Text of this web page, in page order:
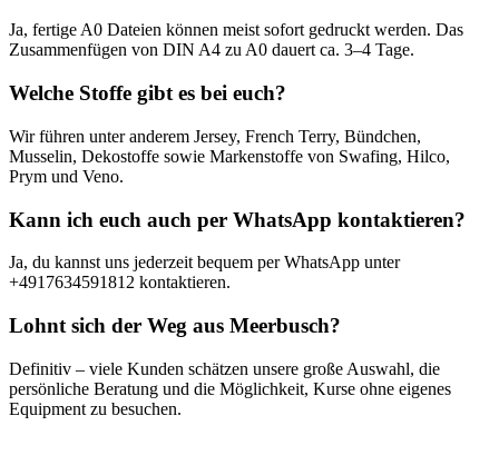
Ja, fertige A0 Dateien können meist sofort gedruckt werden. Das
Zusammenfügen von DIN A4 zu A0 dauert ca. 3–4 Tage.
Welche Stoffe gibt es bei euch?
Wir führen unter anderem Jersey, French Terry, Bündchen,
Musselin, Dekostoffe sowie Markenstoffe von Swafing, Hilco,
Prym und Veno.
Kann ich euch auch per WhatsApp kontaktieren?
Ja, du kannst uns jederzeit bequem per WhatsApp unter
+4917634591812 kontaktieren.
Lohnt sich der Weg aus Meerbusch?
Definitiv – viele Kunden schätzen unsere große Auswahl, die
persönliche Beratung und die Möglichkeit, Kurse ohne eigenes
Equipment zu besuchen.